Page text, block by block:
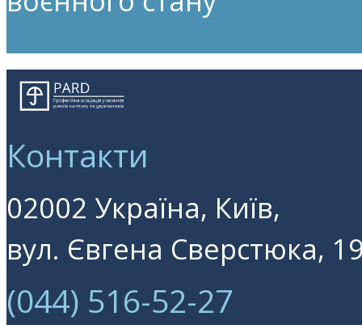
Контакти
02002 Україна, Київ,
вул. Євгена Сверстюка,
(044) 516-52-27